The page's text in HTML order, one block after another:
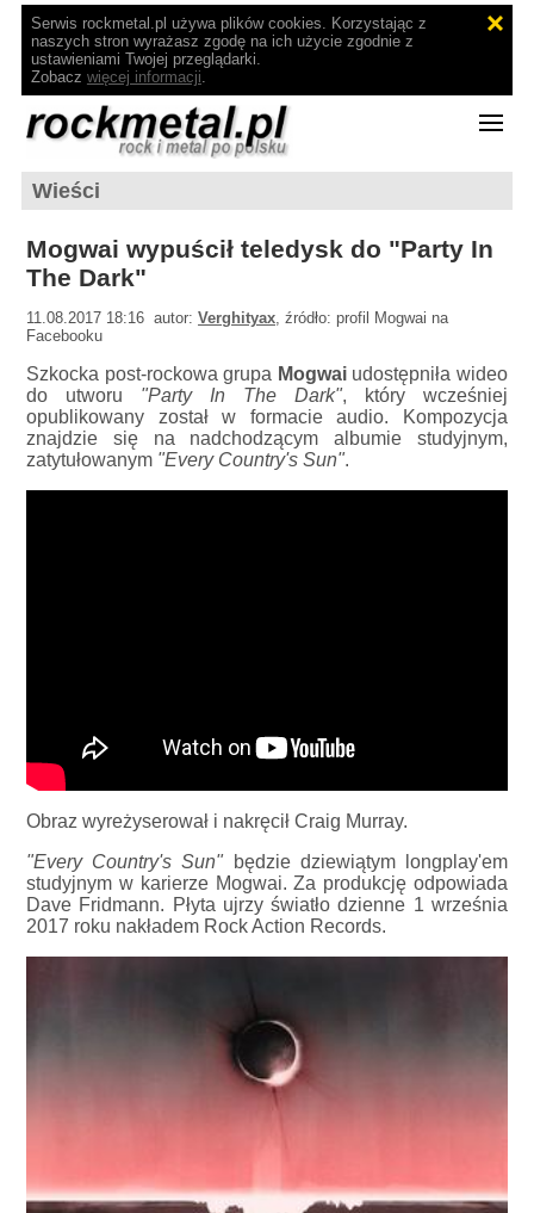
Serwis rockmetal.pl używa plików cookies. Korzystając z
naszych stron wyrażasz zgodę na ich użycie zgodnie z
ustawieniami Twojej przeglądarki.
Zobacz więcej informacji.
Wieści
Mogwai wypuścił teledysk do "Party In
The Dark"
11.08.2017 18:16 autor:Verghityax, źródło: profil Mogwai na
Facebooku
Szkocka post-rockowa grupa Mogwaiudostępniła wideo
do utworu "Party In The Dark", który wcześniej
opublikowany został w formacie audio. Kompozycja
znajdzie się na nadchodzącym albumie studyjnym,
zatytułowanym "Every Country's Sun".
Obraz wyreżyserował i nakręcił Craig Murray.
"Every Country's Sun" będzie dziewiątym longplay'em
studyjnym w karierze Mogwai. Za produkcję odpowiada
Dave Fridmann. Płyta ujrzy światło dzienne 1 września
2017 roku nakładem Rock Action Records.